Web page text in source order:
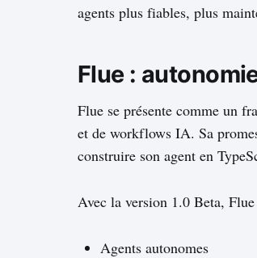
agents plus fiables, plus
Flue :
Flue se présente comme un
et de workflows IA. Sa
construire son agent en
Avec la version 1.0 Beta,
Agents autonomes